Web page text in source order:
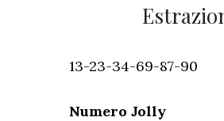
13-23-34-69-87-90
Numero Jolly